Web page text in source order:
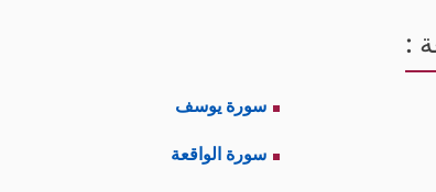
:
سورة يوسف
سورة الواقعة